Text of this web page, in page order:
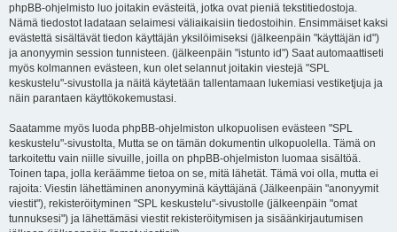
phpBB-ohjelmisto luo joitakin evästeitä, jotka ovat pieniä tekstitiedostoja.
Nämä tiedostot ladataan selaimesi väliaikaisiin tiedostoihin. Ensimmäiset kaksi
evästettä sisältävät tiedon käyttäjän yksilöimiseksi (jälkeenpäin "käyttäjän id")
ja anonyymin session tunnisteen. (jälkeenpäin "istunto id") Saat automaattiseti
myös kolmannen evästeen, kun olet selannut joitakin viestejä "SPL
keskustelu"-sivustolla ja näitä käytetään tallentamaan lukemiasi vestiketjuja ja
näin parantaen käyttökokemustasi.
Saatamme myös luoda phpBB-ohjelmiston ulkopuolisen evästeen "SPL
keskustelu"-sivustolta, Mutta se on tämän dokumentin ulkopuolella. Tämä on
tarkoitettu vain niille sivuille, joilla on phpBB-ohjelmiston luomaa sisältöä.
Toinen tapa, jolla keräämme tietoa on se, mitä lähetät. Tämä voi olla, mutta ei
rajoita: Viestin lähettäminen anonyyminä käyttäjänä (Jälkeenpäin "anonyymit
viestit"), rekisteröityminen "SPL keskustelu"-sivustolle (jälkeenpäin "omat
tunnuksesi") ja lähettämäsi viestit rekisteröitymisen ja sisäänkirjautumisen